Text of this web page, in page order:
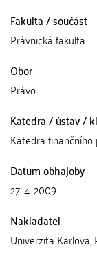
Fakulta / součást
Právnická fakulta
Obor
Právo
Katedra / ústav /
Katedra
Datum obhajoby
27. 4. 2009
Nakladatel
Univerzita